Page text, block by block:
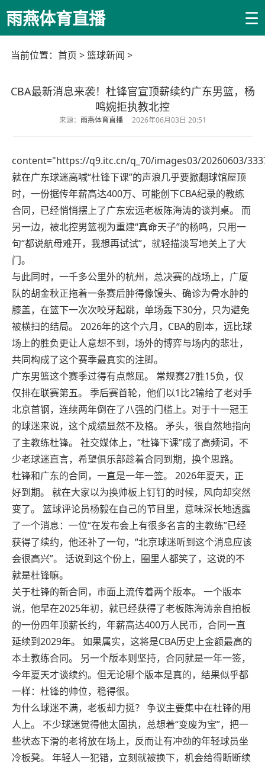
雨燕体育直播 ☰
当前位置： 首页 >篮球新闻 >
CBA最新消息来袭！杜锋官宣顶薪续约广东男篮，杨
鸣婉拒执教北控
来源： 雨燕体育直播 2026年06月03日 20:51
content="https://q9.itc.cn/q_70/images03/20260603/
就在广东球迷高喊“杜锋下课”的声浪几乎要掀翻球馆屋顶
时，一份据传年薪高达400万、可能创下CBA纪录的教练
合同，已经悄悄摆上了广东宏远老板陈海涛的谈判桌。 而
另一边，被北控男篮视为重建“真命天子”的杨鸣，只用一
句“都说航母难开，我想再试试”，就轻描淡写地关上了大
门。
与此同时，一千多公里外的杭州，总决赛的战场上，广厦
队的胡金秋正拖着一条赛后肿得像馒头、确诊为骨水肿的
膝盖，在篮下一次次咬牙起跳，单场轰下30分，只为避免
被横扫的结局。 2026年的这个六月，CBA的剧本，远比球
场上的胜负更让人意想不到，场外的博弈与场内的悲壮，
共同构成了这个赛季最真实的注脚。
广东男篮这个赛季过得有点憋屈。 常规赛27胜15负，仅
仅排在联赛第五。 季后赛首轮，他们以1比2输给了老对手
北京首钢，连续两年倒在了八强的门槛上。对于十一冠王
的球迷来说，这个成绩显然不及格。 矛头，很自然地指向
了主教练杜锋。 社交媒体上，“杜锋下课”成了高频词，不
少老球迷直言，希望俱乐部趁着合同到期，换个思路。
杜锋和广东的合同，一直是一年一签。 2026年夏天，正
好到期。 就在大家以为换帅板上钉钉的时候，风向却突然
变了。 篮球评论员杨毅在自己的节目里，意味深长地透露
了一个消息：一位“在发布会上有很多名言的主教练”已经
获得了续约，他还补了一句，“北京球迷听到这个消息应该
会很高兴”。 话说到这个份上，圈里人都笑了，这说的不
就是杜锋嘛。
关于杜锋的新合同，市面上流传着两个版本。 一个版本
说，他早在2025年初，就已经获得了老板陈海涛亲自拍板
的一份四年顶薪长约，年薪高达400万人民币，合同一直
延续到2029年。 如果属实，这将是CBA历史上金额最高的
本土教练合同。 另一个版本则坚持，合同就是一年一签，
今年夏天才谈续约。但无论哪个版本是真的，结果似乎都
一样：杜锋的帅位，稳得很。
为什么球迷不满，老板却力挺？ 争议主要集中在杜锋的用
人上。 不少球迷觉得他太固执，总想着“变废为宝”，把一
些状态下滑的老将放在场上，反而让有冲劲的年轻球员坐
冷板凳。 年轻人一犯错，立刻就被换下，机会给得断断续